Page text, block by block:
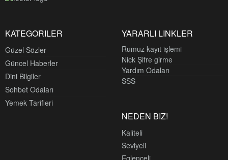
KATEGORILER
Güzel Sözler
Güncel Haberler
Dini Bilgiler
Sohbet Odaları
Yemek Tarifleri
YARARLI LINKLER
Rumuz kayıt işlemi
Nick Şifre girme
Yardım Odaları
SSS
NEDEN BIZ!
Kaliteli
Seviyeli
Eglenceli